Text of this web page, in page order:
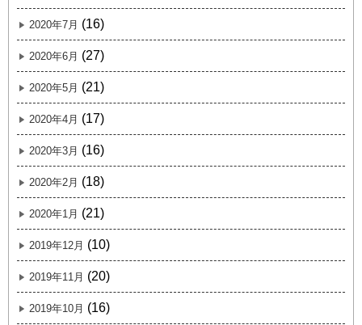
2020年7月 (16)
2020年6月 (27)
2020年5月 (21)
2020年4月 (17)
2020年3月 (16)
2020年2月 (18)
2020年1月 (21)
2019年12月 (10)
2019年11月 (20)
2019年10月 (16)